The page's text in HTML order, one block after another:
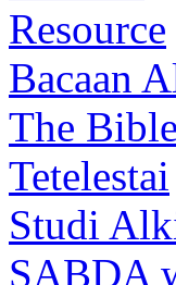
Resource
Bacaan
The
Tetelestai
Studi
SABDA